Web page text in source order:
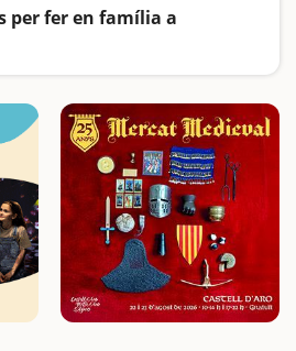
per fer en família a